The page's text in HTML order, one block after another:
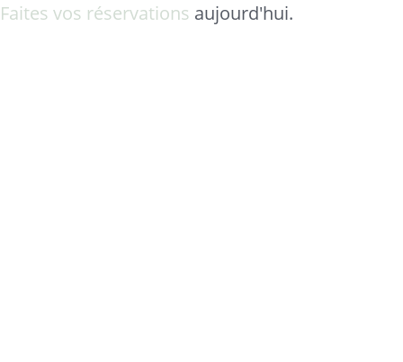
Faites vos réservations aujourd'hui.